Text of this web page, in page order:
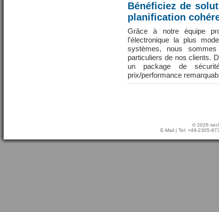
Bénéficiez de
planification
Grâce à notre équipe
l’électronique la plus
systèmes, nous
particuliers de nos clients.
un package de
prix/performance
© 2026
E-Mail | Tel: +49-2305-